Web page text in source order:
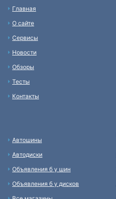
Главная
О сайте
Сервисы
Новости
Обзоры
Тесты
Контакты
Автошины
Автодиски
Объявления б у шин
Объявления б у дисков